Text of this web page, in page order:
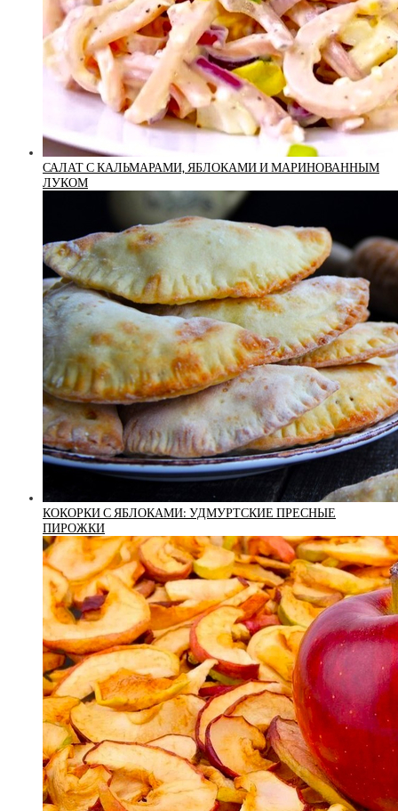
САЛАТ С КАЛЬМАРАМИ, ЯБЛОКАМИ И МАРИНОВАННЫМ
ЛУКОМ
КОКОРКИ С ЯБЛОКАМИ: УДМУРТСКИЕ ПРЕСНЫЕ
ПИРОЖКИ